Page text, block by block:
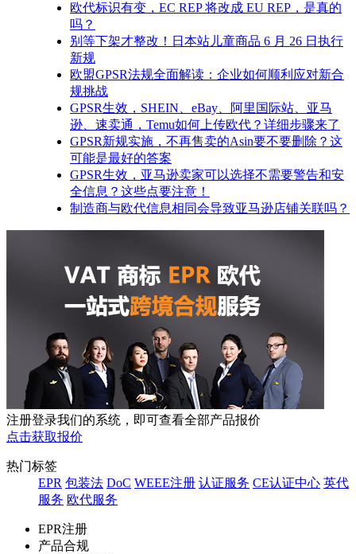
欧代标识有变，EC REP 将改成 EU REP，是真的
吗？
别等下架才整改！日本站儿童商品 6 月 26 日执行
新规
欧盟GPSR法规全面解读：企业如何顺利应对新合
规挑战
GPSR生效，SHEIN、eBay、阿里国际站、亚马
逊、速卖通，Temu如何上传欧代？详细步骤来了
GPSR新规实施，不再售卖的Asin要不要删除？这
可能是最好的答案
GPSR生效，亚马逊卖家可以选择不需要警告和安
全信息？这些点要注意！
制造商与欧代信息相同会导致亚马逊店铺关联吗？
注册登录我们的系统，即可查看全部产品报价
点击获取报价
热门标签
EPR 包装法 DoC WEEE注册 认证服务 CE认证中心 英代
服务 欧代服务
EPR注册
产品合规